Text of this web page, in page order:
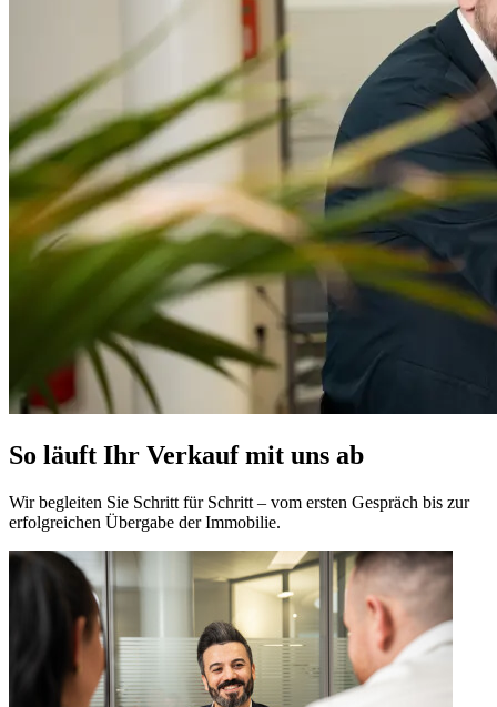
So läuft Ihr Verkauf mit uns ab
Wir begleiten Sie Schritt für Schritt – vom ersten Gespräch bis zur
erfolgreichen Übergabe der Immobilie.